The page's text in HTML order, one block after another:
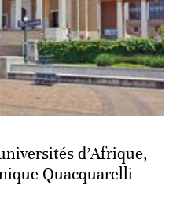
d’Afrique,
Quacquarelli